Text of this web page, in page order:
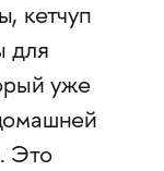
кетчуп
для
уже
Это